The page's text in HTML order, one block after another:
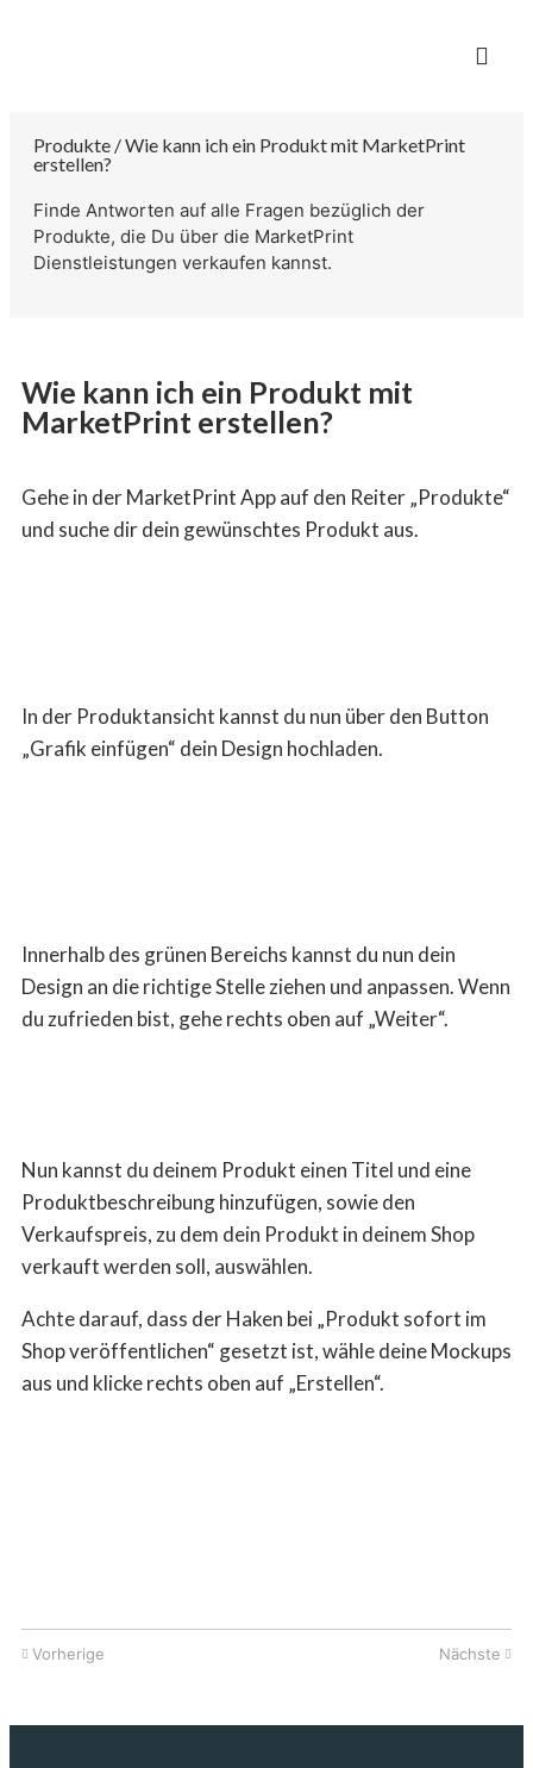
Produkte / Wie kann ich ein Produkt mit MarketPrint
erstellen?
Finde Antworten auf alle Fragen bezüglich der
Produkte, die Du über die MarketPrint
Dienstleistungen verkaufen kannst.
Wie kann ich ein Produkt mit
MarketPrint erstellen?
Gehe in derMarketPrintApp auf den Reiter „Produkte“
und suche dir dein gewünschtes Produkt aus.
In der Produktansicht kannst du nun über den Button
„Grafik einfügen“ dein Design hochladen.
Innerhalb des grünen Bereichs kannst du nun dein
Design an die richtige Stelle ziehen und anpassen. Wenn
du zufrieden bist, gehe rechts oben auf „Weiter“.
Nun kannst du deinem Produkt einen Titel und eine
Produktbeschreibung hinzufügen, sowie den
Verkaufspreis, zu dem dein Produkt in deinem Shop
verkauft werden soll, auswählen.
Achte darauf, dass der Haken bei „Produkt sofort im
Shop veröffentlichen“ gesetzt ist, wähle deine Mockups
aus und klicke rechts oben auf „Erstellen“.
Vorherige Nächste